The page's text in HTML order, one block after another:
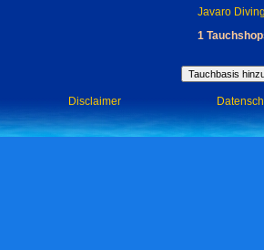
Javaro
1
Disclaimer